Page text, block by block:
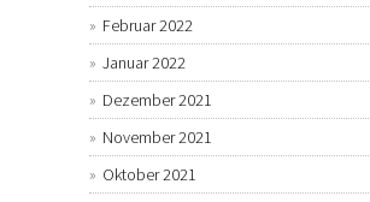
Februar 2022
Januar 2022
Dezember 2021
November 2021
Oktober 2021